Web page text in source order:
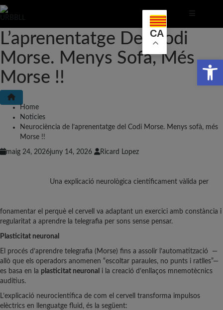
Skip
content
Neurociència De
L’aprenentatge Del Codi
Morse. Menys Sofà, Més
Morse !!
Home
Noticies
Neurociència de l’aprenentatge del Codi Morse. Menys sofà, més
Morse !!
maig 24, 2026juny 14, 2026 Ricard Lopez
Una explicació neurològica científicament vàlida per
fonamentar el perquè el cervell va adaptant un exercici amb constància i
regularitat a aprendre la telegrafia per sons sense pensar.
Plasticitat neuronal
El procés d’aprendre telegrafia (Morse) fins a assolir l’automatització —
allò que els operadors anomenen “escoltar paraules, no punts i ratlles”—
es basa en la plasticitat neuronal i la creació d’enllaços mnemotècnics
auditius.
L’explicació neurocientífica de com el cervell transforma impulsos
elèctrics en llenguatge fluid, és la següent:
CA